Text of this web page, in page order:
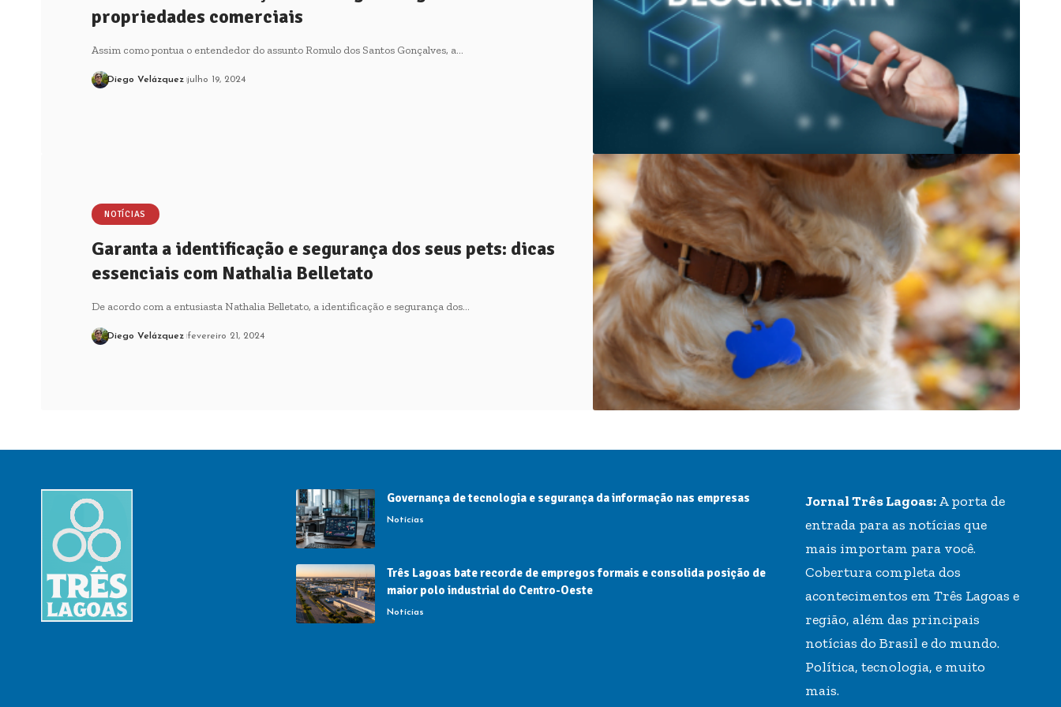
propriedades comerciais
Assim como pontua o entendedor do assunto Romulo dos Santos Gonçalves, a…
Diego Velázquez julho 19, 2024
NOTÍCIAS
Garanta a identificação e segurança dos seus pets: dicas
essenciais com Nathalia Belletato
De acordo com a entusiasta Nathalia Belletato, a identificação e segurança dos…
Diego Velázquez fevereiro 21, 2024
Governança de tecnologia e segurança da informação nas empresas
Notícias
Três Lagoas bate recorde de empregos formais e consolida posição de
maior polo industrial do Centro-Oeste
Notícias
Jornal Três Lagoas:A porta de
entrada para as notícias que
mais importam para você.
Cobertura completa dos
acontecimentos em Três Lagoas e
região, além das principais
notícias do Brasil e do mundo.
Política, tecnologia, e muito
mais.